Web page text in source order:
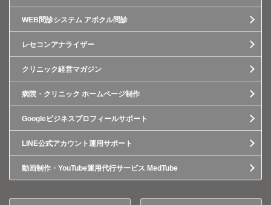
WEB問診システム アポクル問診
レセコンアナライザー
クリニック経営マガジン
病院・クリニック ホームページ制作
Googleビジネスプロフィールサポート
LINE公式アカウント運用サポート
動画制作・YouTube運用代行サービス MedTube